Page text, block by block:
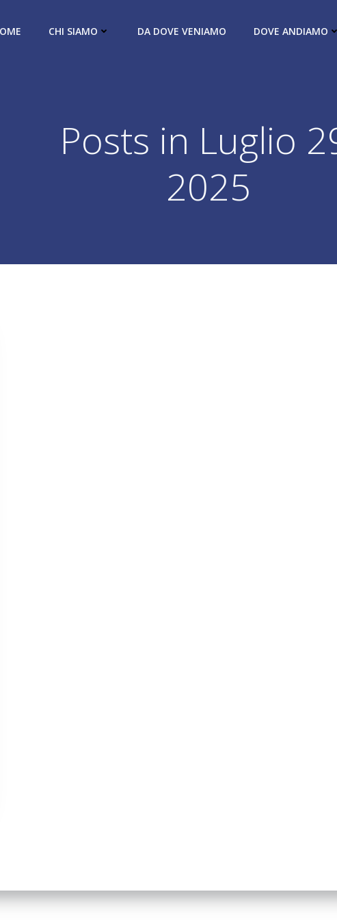
CHI SIAMO DA DOVE VENIAMO DOVE ANDIAMO
Posts in Luglio
2025